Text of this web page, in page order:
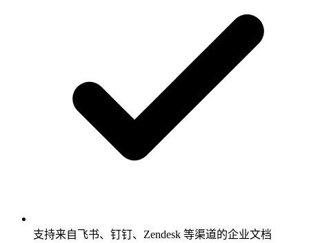
支持来自飞书、钉钉、Zendesk 等渠道的企业文档